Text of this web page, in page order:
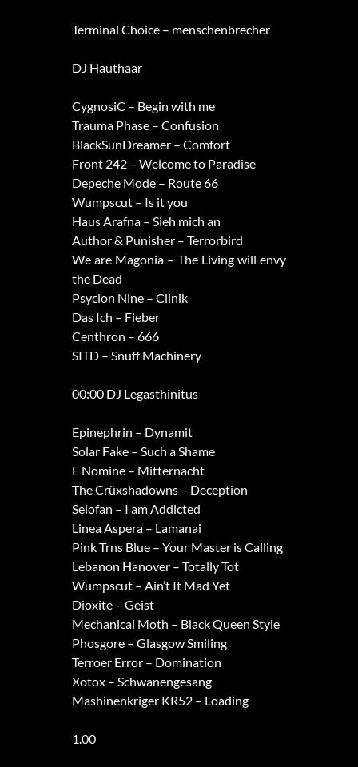
Terminal Choice – menschenbrecher
DJ Hauthaar
CygnosiC – Begin with me
Trauma Phase – Confusion
BlackSunDreamer – Comfort
Front 242 – Welcome to Paradise
Depeche Mode – Route 66
Wumpscut – Is it you
Haus Arafna – Sieh mich an
Author & Punisher – Terrorbird
We are Magonia – The Living will envy
the Dead
Psyclon Nine – Clinik
Das Ich – Fieber
Centhron – 666
SITD – Snuff Machinery
00:00 DJ Legasthinitus
Epinephrin – Dynamit
Solar Fake – Such a Shame
E Nomine – Mitternacht
The Crüxshadowns – Deception
Selofan – I am Addicted
Linea Aspera – Lamanai
Pink Trns Blue – Your Master is Calling
Lebanon Hanover – Totally Tot
Wumpscut – Ain’t It Mad Yet
Dioxite – Geist
Mechanical Moth – Black Queen Style
Phosgore – Glasgow Smiling
Terroer Error – Domination
Xotox – Schwanengesang
Mashinenkriger KR52 – Loading
1.00